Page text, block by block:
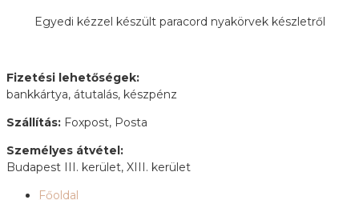
Egyedi kézzel készült paracord nyakörvek készletről
Fizetési lehetőségek:
bankkártya, átutalás, készpénz
Szállítás: Foxpost, Posta
Személyes átvétel:
Budapest III. kerület, XIII. kerület
Főoldal